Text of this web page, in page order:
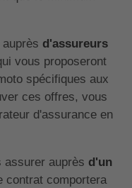
d'assureurs
vous proposeront
spécifiques aux
ces offres, vous
d'assurance en
assurer auprès d'un
contrat comportera